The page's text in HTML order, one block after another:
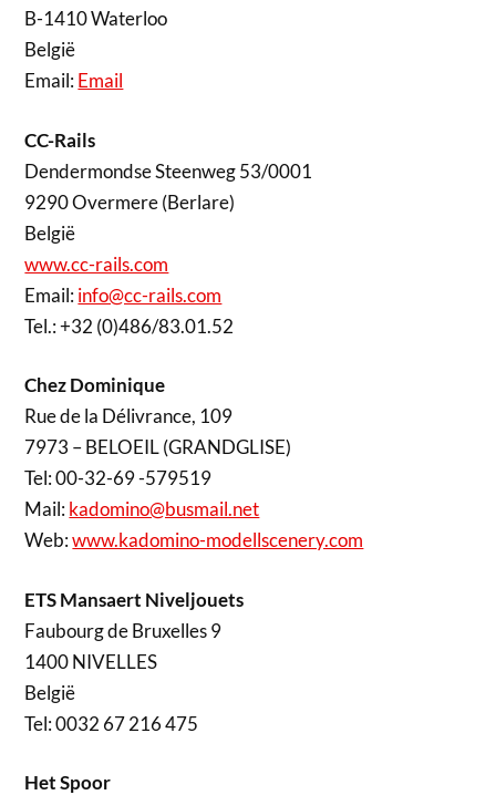
B-1410 Waterloo
België
Email:Email
CC-Rails
Dendermondse Steenweg 53/0001
9290 Overmere (Berlare)
België
www.cc-rails.com
Email:info@cc-rails.com
Tel.: +32 (0)486/83.01.52
Chez Dominique
Rue de la Délivrance, 109
7973 – BELOEIL (GRANDGLISE)
Tel: 00-32-69 -579519
Mail:kadomino@busmail.net
Web:www.kadomino-modellscenery.com
ETS Mansaert Niveljouets
Faubourg de Bruxelles 9
1400 NIVELLES
België
Tel: 0032 67 216 475
Het Spoor